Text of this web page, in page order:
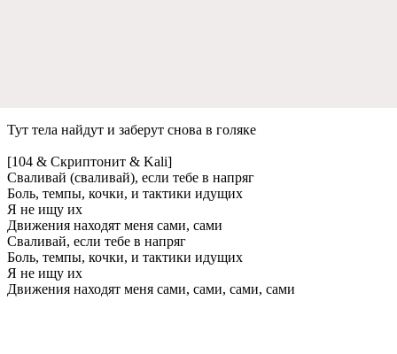
Тут тела найдут и заберут снова в голяке
[104 & Скриптонит & Kali]
Сваливай (сваливай), если тебе в напряг
Боль, темпы, кочки, и тактики идущих
Я не ищу их
Движения находят меня сами, сами
Сваливай, если тебе в напряг
Боль, темпы, кочки, и тактики идущих
Я не ищу их
Движения находят меня сами, сами, сами, сами